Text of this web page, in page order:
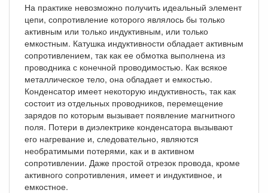
На практике невозможно получить идеальный элемент
цепи, сопротивление которого являлось бы только
активным или только индуктивным, или только
емкостным. Катушка индуктивности обладает активным
сопротивлением, так как ее обмотка выполнена из
проводника с конечной проводимостью. Как всякое
металлическое тело, она обладает и емкостью.
Конденсатор имеет некоторую индуктивность, так как
состоит из отдельных проводников, перемещение
зарядов по которым вызывает появление магнитного
поля. Потери в диэлектрике конденсатора вызывают
его нагревание и, следовательно, являются
необратимыми потерями, как и в активном
сопротивлении. Даже простой отрезок провода, кроме
активного сопротивления, имеет и индуктивное, и
емкостное.